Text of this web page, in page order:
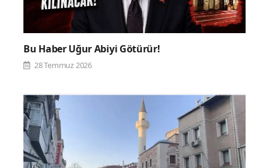
Bu Haber Uğur Abiyi Götürür!
28 Temmuz 2026